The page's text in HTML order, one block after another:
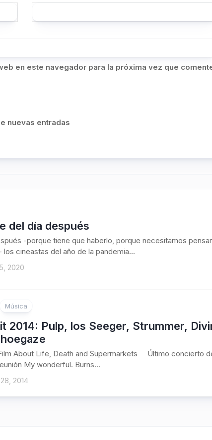
en este navegador para la próxima vez que
nuevas entradas
del día después
-porque tiene que haberlo, porque necesitamos
los cineastas del año de la pandemia...
2020
Música
2014: Pulp, los Seeger, Strummer,
About Life, Death and Supermarkets Último concierto
My wonderful. Burns...
2014